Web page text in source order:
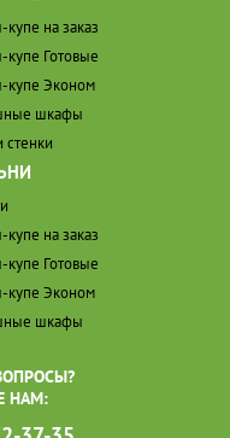
на заказ
Готовые
Эконом
шкафы
стенки
на заказ
Готовые
Эконом
шкафы
НАМ: